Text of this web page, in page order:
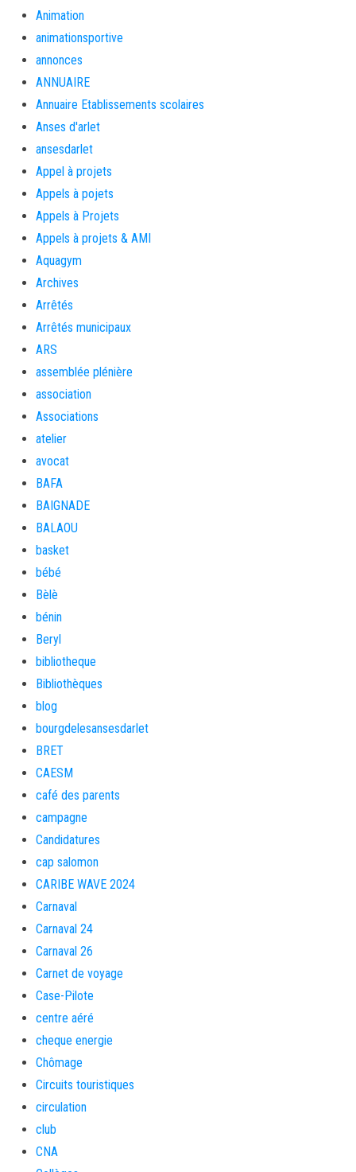
Animation
animationsportive
annonces
ANNUAIRE
Annuaire Etablissements scolaires
Anses d'arlet
ansesdarlet
Appel à projets
Appels à pojets
Appels à Projets
Appels à projets & AMI
Aquagym
Archives
Arrêtés
Arrêtés municipaux
ARS
assemblée plénière
association
Associations
atelier
avocat
BAFA
BAIGNADE
BALAOU
basket
bébé
Bèlè
bénin
Beryl
bibliotheque
Bibliothèques
blog
bourgdelesansesdarlet
BRET
CAESM
café des parents
campagne
Candidatures
cap salomon
CARIBE WAVE 2024
Carnaval
Carnaval 24
Carnaval 26
Carnet de voyage
Case-Pilote
centre aéré
cheque energie
Chômage
Circuits touristiques
circulation
club
CNA